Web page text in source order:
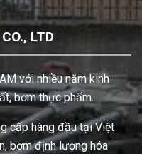
LTD
với nhiều năm kinh
bơm thực phẩm.
cấp hàng đầu tại Việt
bơm định lượng hóa